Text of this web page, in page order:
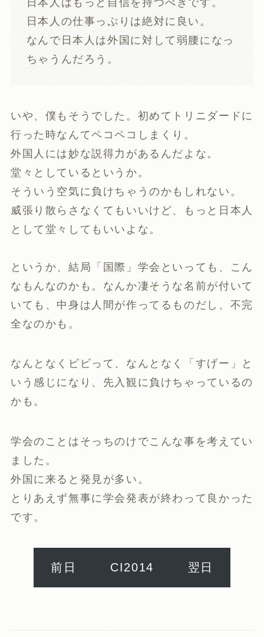
日本人はもっと自信を持つべきです。
日本人の仕事っぷりは絶対に良い。
なんで日本人は外国に対して弱腰になっ
ちゃうんだろう。
いや、僕もそうでした。初めてトリニダードに
行った時なんてペコペコしまくり。
外国人には妙な説得力があるんだよな。
堂々としているというか。
そういう空気に負けちゃうのかもしれない。
威張り散らさなくてもいいけど、もっと日本人
として堂々してもいいよな。
というか、結局「国際」学会といっても、こん
なもんなのかも。なんか凄そうな名前が付いて
いても、中身は人間が作ってるものだし、不完
全なのかも。
なんとなくビビって、なんとなく「すげー」と
いう感じになり、先入観に負けちゃっているの
かも。
学会のことはそっちのけでこんな事を考えてい
ました。
外国に来ると発見が多い。
とりあえず無事に学会発表が終わって良かった
です。
前日 CI2014 翌日